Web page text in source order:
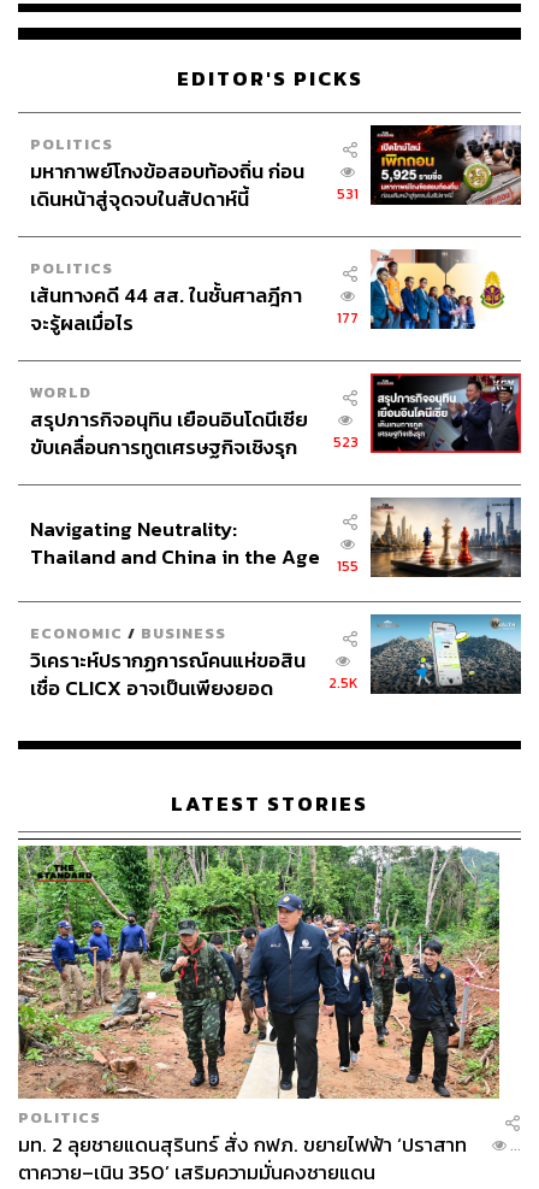
EDITOR'S PICKS
POLITICS
มหากาพย์โกงข้อสอบท้องถิ่น ก่อน
เดินหน้าสู่จุดจบในสัปดาห์นี้
531
POLITICS
เส้นทางคดี 44 สส. ในชั้นศาลฎีกา
จะรู้ผลเมื่อไร
177
WORLD
สรุปภารกิจอนุทิน เยือนอินโดนีเซีย
ขับเคลื่อนการทูตเศรษฐกิจเชิงรุก
523
Navigating Neutrality:
Thailand and China in the Age
155
ECONOMIC / BUSINESS
วิเคราะห์ปรากฏการณ์คนแห่ขอสิน
เชื่อ CLICX อาจเป็นเพียงยอด
เรือนไทยที่ถูกซุกไว้
2.5K
LATEST STORIES
POLITICS
มท. 2 ลุยชายแดนสุรินทร์ สั่ง กฟภ. ขยายไฟฟ้า ‘ปราสาท
ตาควาย–เนิน 350’ เสริมความมั่นคงชายแดน
...